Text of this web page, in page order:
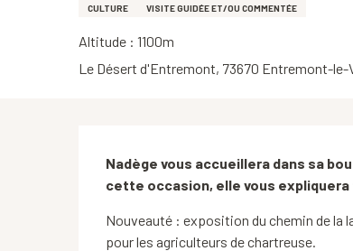
CULTURE VISITE GUIDÉE ET/OU COMMENTÉE
Altitude : 1100m
Le Désert d'Entremont, 73670 Entremont-le-
Description
Nadège vous accueillera dans sa
cette occasion, elle vous expliquera
Nouveauté : exposition du chemin de la
pour les agriculteurs de chartreuse.